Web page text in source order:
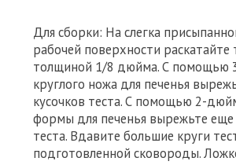
Для сборки: На слегка
рабочей поверхности раскатайте
толщиной 1/8 дюйма. С помощью
круглого ножа для печенья
кусочков теста. С помощью 2-
формы для печенья вырежьте еще
теста. Вдавите большие круги
подготовленной сковороды.